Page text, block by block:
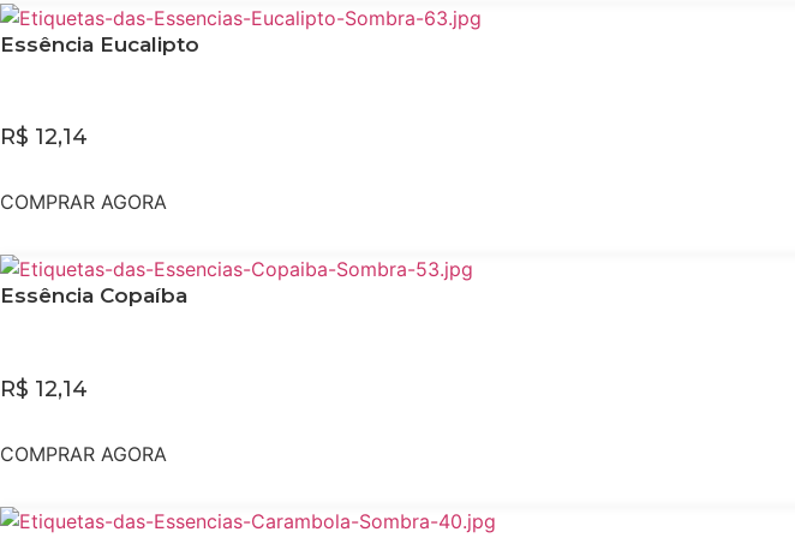
Essência Eucalipto
R$ 12,14
COMPRAR AGORA
Essência Copaíba
R$ 12,14
COMPRAR AGORA